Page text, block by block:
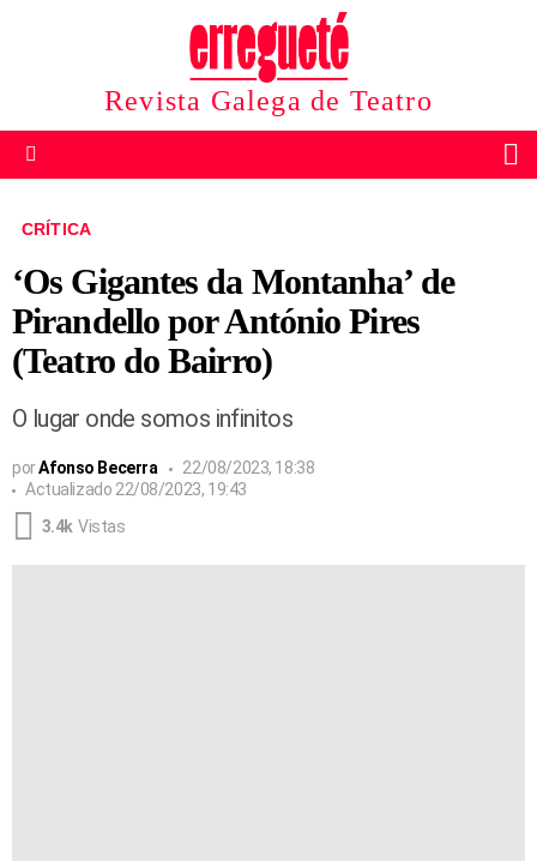
Revista Galega de Teatro
CRÍTICA
‘Os Gigantes da Montanha’ de
Pirandello por António Pires
(Teatro do Bairro)
O lugar onde somos infinitos
porAfonso Becerra
22/08/2023, 18:38
Actualizado 22/08/2023, 19:43
3.4k Vistas